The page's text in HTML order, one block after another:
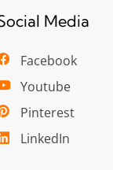
Media
Facebook
Youtube
Pinterest
LinkedIn